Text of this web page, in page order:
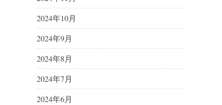
2024年10月
2024年9月
2024年8月
2024年7月
2024年6月